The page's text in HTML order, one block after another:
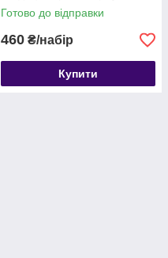
сальників Geko Poland
Готово до відправки
460 ₴/набір
Купити